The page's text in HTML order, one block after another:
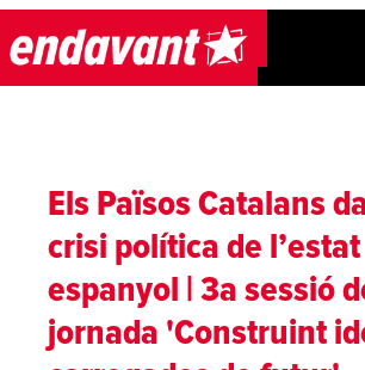
Skip to content
Els Països Catalans
crisi política de l’estat
espanyol | 3a sessió
jornada 'Construint